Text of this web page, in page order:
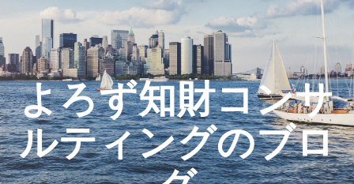
​よろず知財コンサ
ルティングのブロ
知財活動のROICへの貢献
生成AIを活用した知財戦略の策定方法
生成AIとの「壁打ち」で、新たな発明を創出する方法